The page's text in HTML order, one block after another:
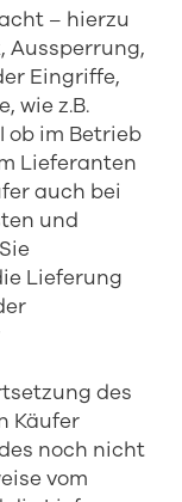
– hierzu
Aussperrung,
Eingriffe,
wie z.B.
ob im Betrieb
Lieferanten
auch bei
und
Lieferung
des
Käufer
noch nicht
vom